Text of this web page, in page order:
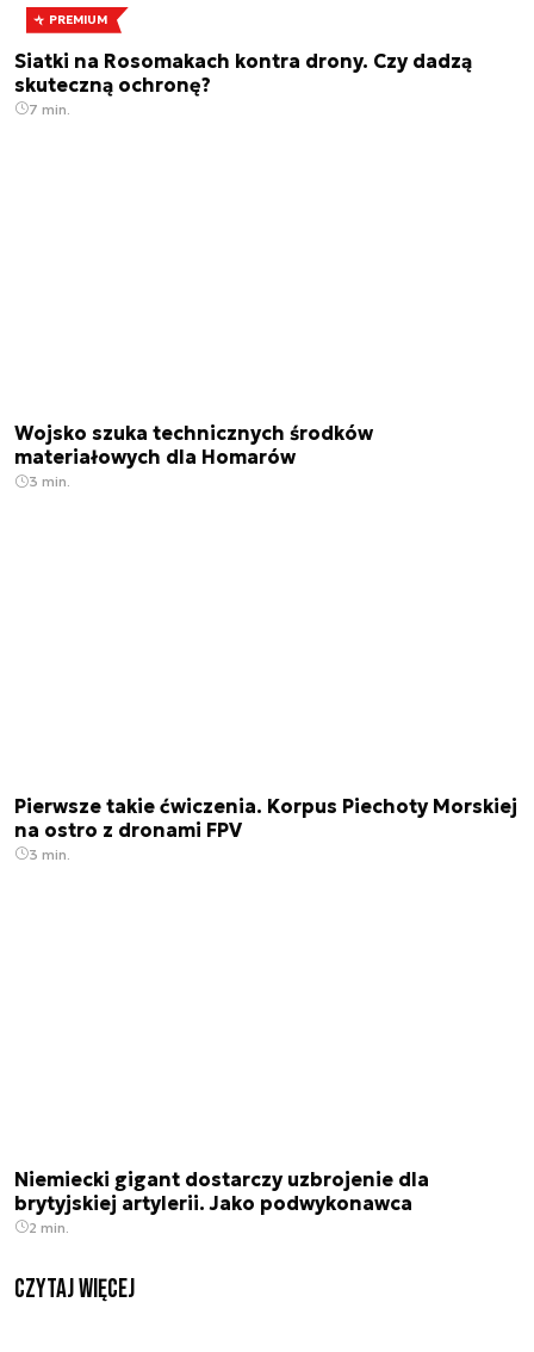
PREMIUM
Siatki na Rosomakach kontra drony. Czy dadzą
skuteczną ochronę?
7 min.
Wojsko szuka technicznych środków
materiałowych dla Homarów
3 min.
Pierwsze takie ćwiczenia. Korpus Piechoty Morskiej
na ostro z dronami FPV
3 min.
Niemiecki gigant dostarczy uzbrojenie dla
brytyjskiej artylerii. Jako podwykonawca
2 min.
czytaj więcej